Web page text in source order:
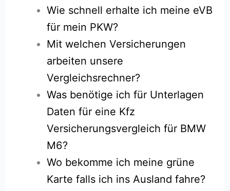
Wie schnell erhalte ich meine eVB
für mein PKW?
Mit welchen Versicherungen
arbeiten unsere
Vergleichsrechner?
Was benötige ich für Unterlagen
Daten für eine Kfz
Versicherungsvergleich für BMW
M6?
Wo bekomme ich meine grüne
Karte falls ich ins Ausland fahre?